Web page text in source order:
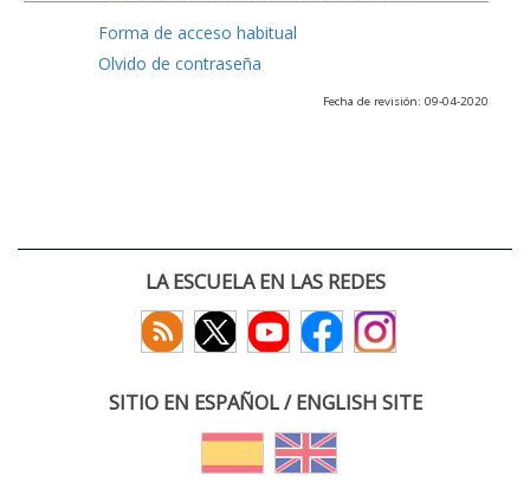
Forma de acceso habitual
Olvido de contraseña
Fecha de revisión: 09-04-2020
LA ESCUELA EN LAS REDES
SITIO EN ESPAÑOL / ENGLISH SITE